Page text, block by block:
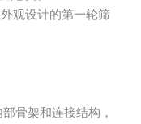
观设计的第一轮筛
骨架和连接结构，